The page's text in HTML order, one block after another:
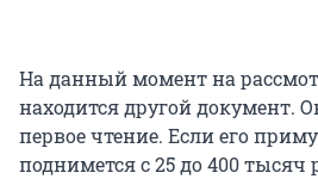
На данный момент на
находится другой документ.
первое чтение. Если его
поднимется с 25 до 400 тысяч